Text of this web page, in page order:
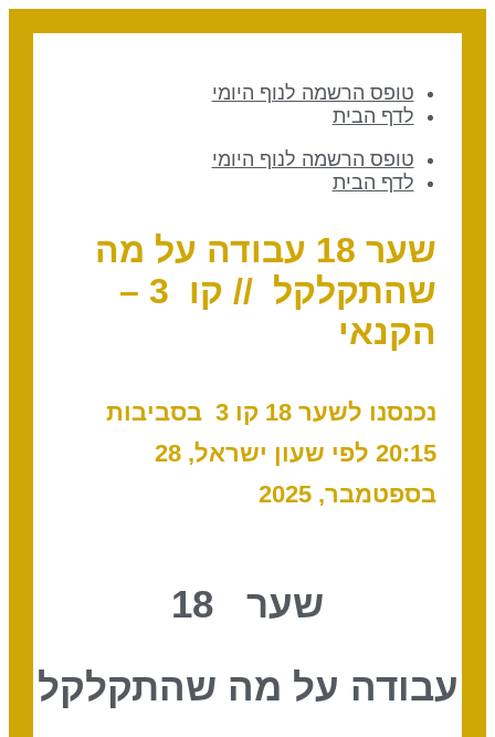
טופס הרשמה לנוף היומי
לדף הבית
טופס הרשמה לנוף היומי
לדף הבית
שער 18 עבודה על מה
שהתקלקל // קו 3 –
הקנאי
נכנסנו לשער 18 קו 3 בסביבות
20:15 לפי שעון ישראל, 28
בספטמבר, 2025
שער 18
עבודה על מה שהתקלקל